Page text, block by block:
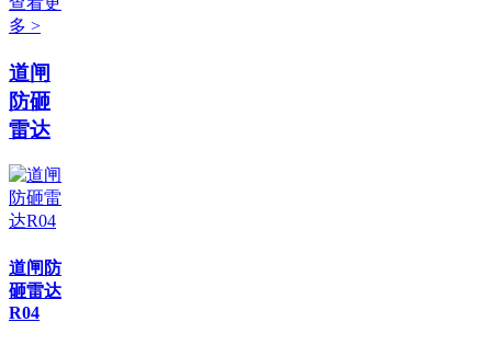
多 >
道闸
防砸
雷达
道闸防
砸雷达
R04